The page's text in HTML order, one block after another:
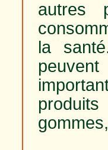
autres
la